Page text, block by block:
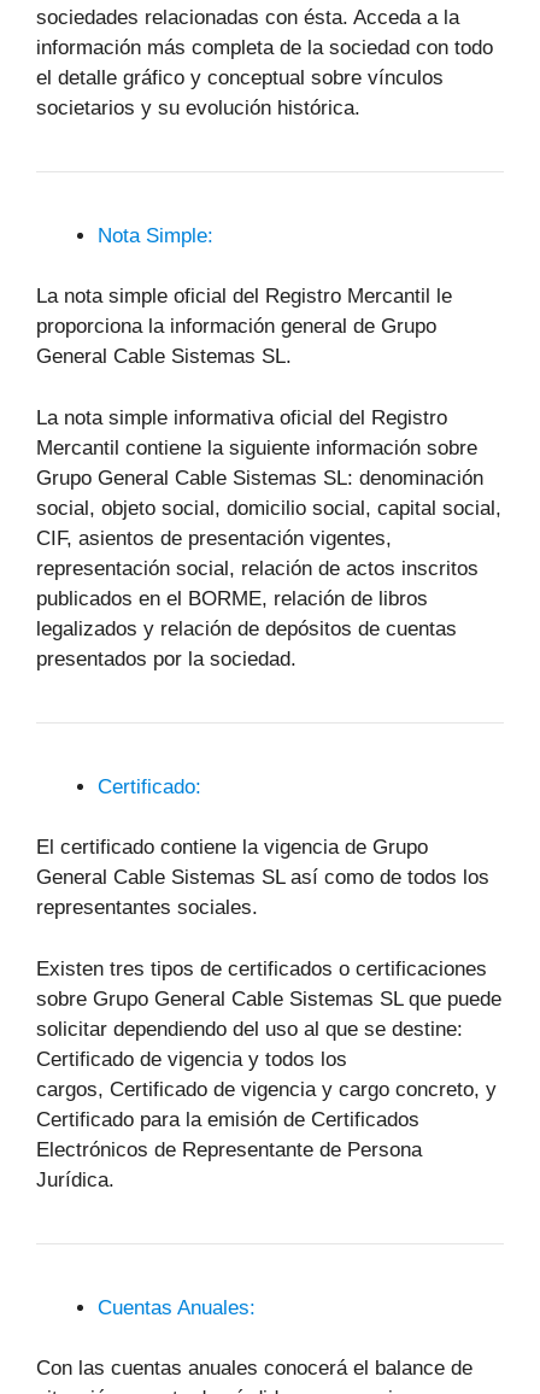
sociedades relacionadas con ésta. Acceda a la
información más completa de la sociedad con todo
el detalle gráfico y conceptual sobre vínculos
societarios y su evolución histórica.
Nota Simple:
La nota simple oficial del Registro Mercantil le
proporciona la información general de Grupo
General Cable Sistemas SL.
La nota simple informativa oficial del Registro
Mercantil contiene la siguiente información sobre
Grupo General Cable Sistemas SL: denominación
social, objeto social, domicilio social, capital social,
CIF, asientos de presentación vigentes,
representación social, relación de actos inscritos
publicados en el BORME, relación de libros
legalizados y relación de depósitos de cuentas
presentados por la sociedad.
Certificado:
El certificado contiene la vigencia de Grupo
General Cable Sistemas SL así como de todos los
representantes sociales.
Existen tres tipos de certificados o certificaciones
sobre Grupo General Cable Sistemas SL que puede
solicitar dependiendo del uso al que se destine:
Certificado de vigencia y todos los
cargos, Certificado de vigencia y cargo concreto, y
Certificado para la emisión de Certificados
Electrónicos de Representante de Persona
Jurídica.
Cuentas Anuales:
Con las cuentas anuales conocerá el balance de